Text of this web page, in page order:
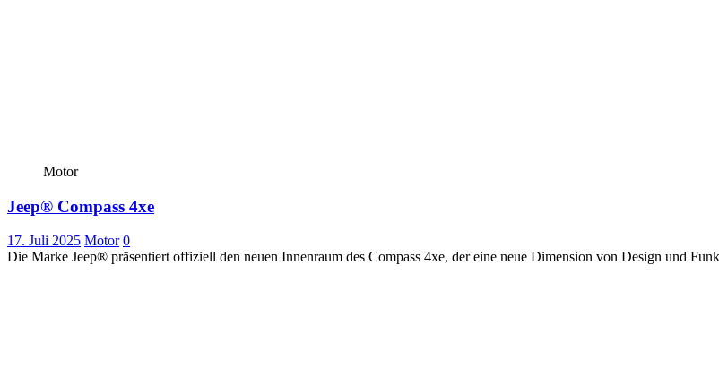
Motor
Jeep® Compass 4xe
17. Juli 2025 Motor 0
Die Marke Jeep® präsentiert offiziell den neuen Innenraum des Compass 4xe, der eine neue Dimension von Design und